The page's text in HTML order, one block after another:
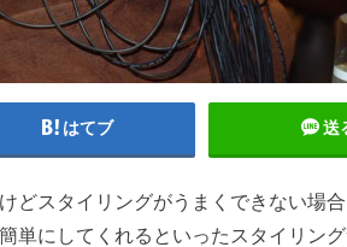
はてブ 送
どスタイリングがうまくできない場
単にしてくれるといったスタイリン